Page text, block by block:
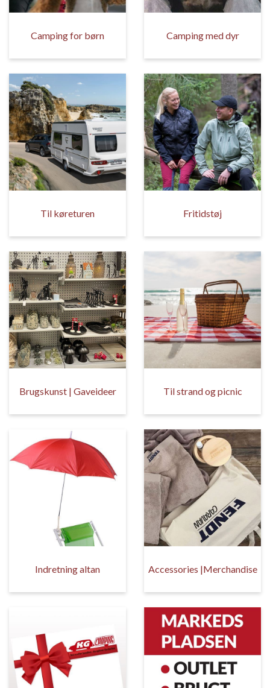
Camping for børn Camping med dyr
Til køreturen Fritidstøj
Brugskunst | Gaveideer Til strand og picnic
Indretning altan Accessories |Merchandise